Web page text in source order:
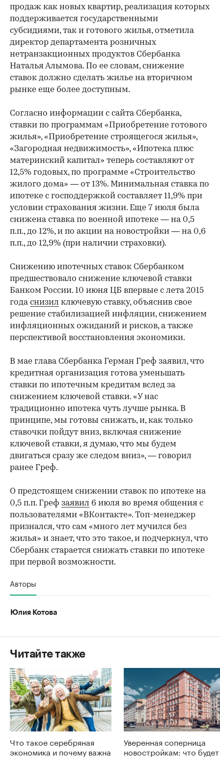
продаж как новых квартир, реализация которых
поддерживается государственными
субсидиями, так и готового жилья, отметила
директор департамента розничных
нетранзакционных продуктов Сбербанка
Наталья Алымова. По ее словам, снижение
ставок должно сделать жилье на вторичном
рынке еще более доступным.
Согласно информации с сайта Сбербанка,
ставки по программам «Приобретение готового
жилья», «​Приобретение строящегося жилья»,
«Загородная недвижимость», «Ипотека плюс
материнский капитал» теперь составляют от
12,5% годовых, по программе «Строительство
жилого дома» — от 13%. Минимальная ставка по
ипотеке с господдержкой составляет 11,9% при
условии страхования жизни. Еще 7 июля была
снижена ставка по военной ипотеке — на 0,5
п.п., до 12%, и ​по акции на новостройки — на 0,6
п.п., до 12,9% (при наличии страховки).​
Снижению ипотечных ставок Сбербанком
предшествовало снижение ключевой ставки
Банком России. 10 июня ЦБ впервые с лета 2015
годаснизил ключевую ставку, объяснив свое
решение стабилизацией инфляции, снижением
инфляционных ожиданий и рисков, а также
перспективой восстановления экономики.
В мае глава Сбербанка Герман Греф заявил, что
кредитная организация готова ​уменьшать
ставки по ипотечным кредитам вслед за
снижением ключевой ставки. «У нас
традиционно ипотека чуть лучше рынка. В
принципе, мы готовы снижать, и, как только
ставочки пойдут вниз, включая снижение
ключевой ставки, я думаю, что мы будем
двигаться сразу же следом вниз», — говорил
ранее Греф.
О предстоящем снижении ставок по ипотеке на
0,5 п.п. Греф заявил 6 июля во время общения с
пользователями «ВКонтакте». Топ-менеджер ​
признался, что сам «много лет мучился без
жилья» и знает, что это такое, и подчеркнул, что
Сбербанк старается снижать ставки по ипотеке
при первой возможности.
Авторы
Юлия Котова
Читайте также
Что такое серебряная
экономика и почему важна
Уверенная соперница
новостройкам: что будет